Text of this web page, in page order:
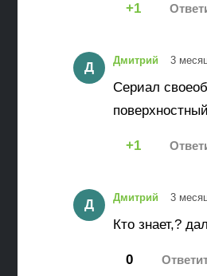
1
Д Дмитрий 3
Сериал
1
Д Дмитрий 3
Кто знает,?
0